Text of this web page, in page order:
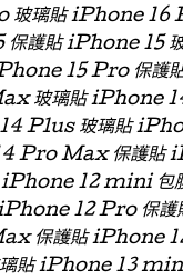
玻璃貼 iPhone
護貼 iPhone 15
15 Pro 保護
玻璃貼 iPhone
Plus 玻璃貼
Pro Max 保護貼
iPhone 12 mini
12 Pro 保護
保護貼 iPhone
貼 iPhone 13